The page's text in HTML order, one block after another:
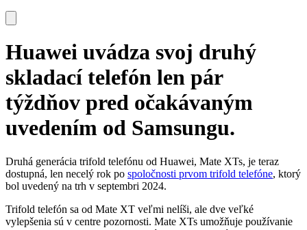
Huawei uvádza svoj druhý
skladací telefón len pár
týždňov pred očakávaným
uvedením od Samsungu.
Druhá generácia trifold telefónu od Huawei, Mate XTs, je teraz
dostupná, len necelý rok po spoločnosti prvom trifold telefóne, ktorý
bol uvedený na trh v septembri 2024.
Trifold telefón sa od Mate XT veľmi nelíši, ale dve veľké
vylepšenia sú v centre pozornosti. Mate XTs umožňuje používanie